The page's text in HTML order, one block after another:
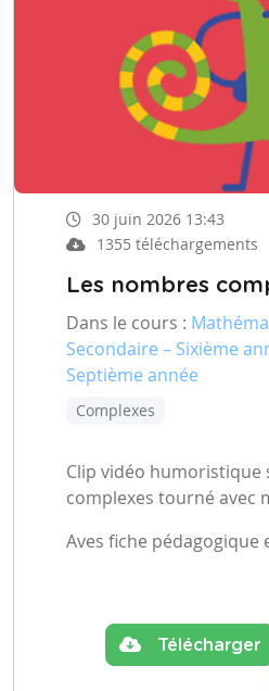
30 juin 2026 13:43
1355 téléchargements
Les nombres
Dans le cours :
Secondaire – Sixième
Septième année
Complexes
Clip vidéo humoristique
complexes tourné avec
Aves fiche pédagogique
Télécharger